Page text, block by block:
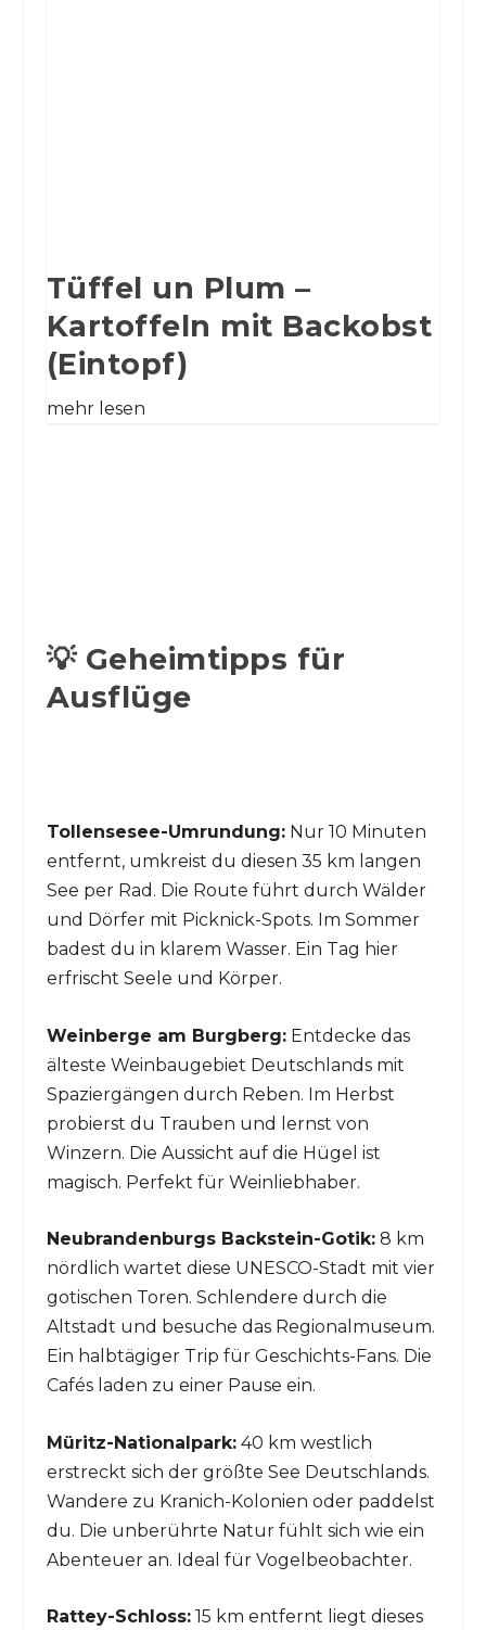
Tüffel un Plum –
Kartoffeln mit Backobst
(Eintopf)
mehr lesen
💡 Geheimtipps für
Ausflüge
Tollensesee-Umrundung:Nur 10 Minuten
entfernt, umkreist du diesen 35 km langen
See per Rad. Die Route führt durch Wälder
und Dörfer mit Picknick-Spots. Im Sommer
badest du in klarem Wasser. Ein Tag hier
erfrischt Seele und Körper.
Weinberge am Burgberg:Entdecke das
älteste Weinbaugebiet Deutschlands mit
Spaziergängen durch Reben. Im Herbst
probierst du Trauben und lernst von
Winzern. Die Aussicht auf die Hügel ist
magisch. Perfekt für Weinliebhaber.
Neubrandenburgs Backstein-Gotik:8 km
nördlich wartet diese UNESCO-Stadt mit vier
gotischen Toren. Schlendere durch die
Altstadt und besuche das Regionalmuseum.
Ein halbtägiger Trip für Geschichts-Fans. Die
Cafés laden zu einer Pause ein.
Müritz-Nationalpark:40 km westlich
erstreckt sich der größte See Deutschlands.
Wandere zu Kranich-Kolonien oder paddelst
du. Die unberührte Natur fühlt sich wie ein
Abenteuer an. Ideal für Vogelbeobachter.
Rattey-Schloss:15 km entfernt liegt dieses